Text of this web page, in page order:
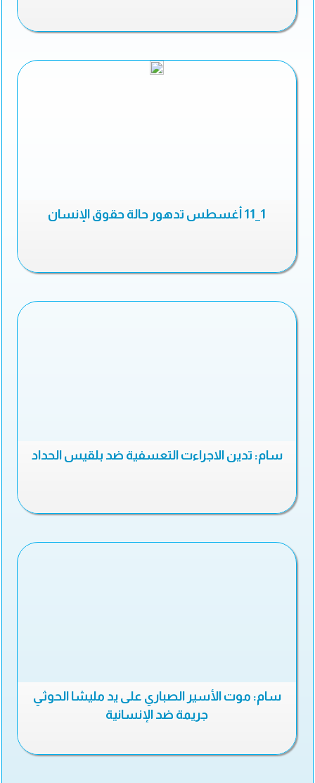
1_11 أغسطس تدهور حالة حقوق الإنسان
سام: تدين الاجراءت التعسفية ضد بلقيس الحداد
سام: موت الأسير الصباري على يد مليشا الحوثي
جريمة ضد الإنسانية